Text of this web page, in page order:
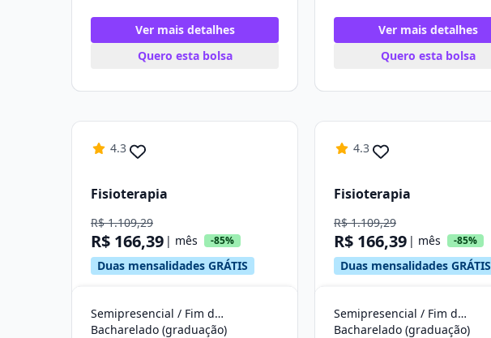
Ver mais detalhes
Quero esta bolsa
Ver mais detalhes
Quero esta bolsa
4.3
Fisioterapia
R$ 1.109,29
R$ 166,39 | mês -85%
Duas mensalidades GRÁTIS
Semipresencial / Fim de Semana
Bacharelado (graduação)
4.3
Fisioterapia
R$ 1.109,29
R$ 166,39 | mês -85%
Duas mensalidades GRÁTIS
Semipresencial / Fim de Semana
Bacharelado (graduação)